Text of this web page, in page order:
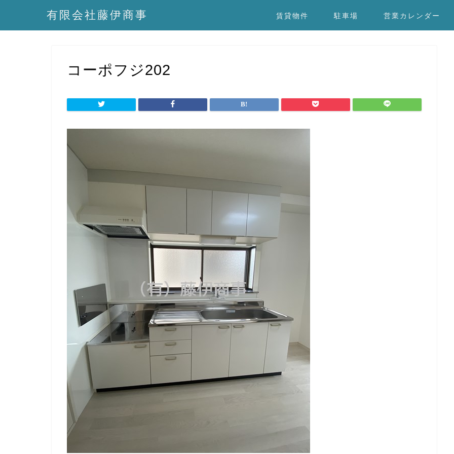
有限会社藤伊商事 賃貸物件 駐車場 営業カレンダー
コーポフジ202